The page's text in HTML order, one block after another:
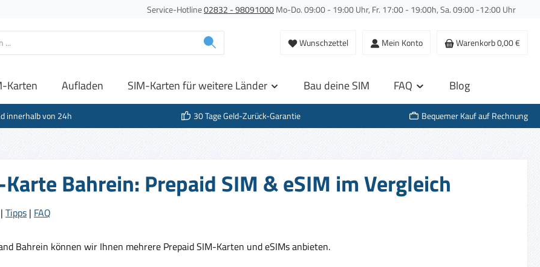
Service-Hotline02832 - 98091000Mo-Do. 09:00 - 19:00 Uhr, Fr. 17:00 - 19:00h, Sa. 09:00 -12:00 Uhr
Wunschzettel Mein Konto Warenkorb0,00 €
Karten Aufladen SIM-Karten für weitere Länder Bau deine SIM FAQ Blog
innerhalb von 24h 30 Tage Geld-Zurück-Garantie
Bequemer Kauf auf Rechnung
Bahrein: Prepaid SIM & eSIM im Vergleich
| Tipps | FAQ
Bahrein können wir Ihnen mehrere Prepaid SIM-Karten und eSIMs anbieten.